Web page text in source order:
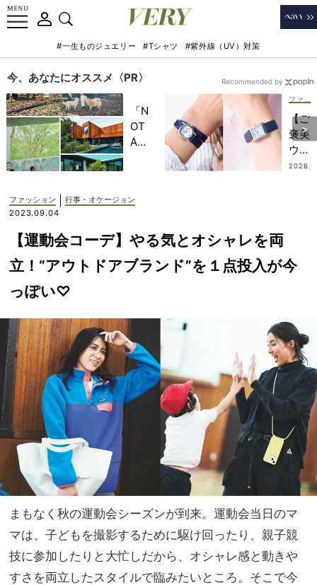
#一生ものジュエリー #Tシャツ #紫外線（UV）対策
今、あなたにオススメ〈PR〉
「N
OT
A
子ど
記憶
に一
生残
旅】
を
【ご
褒美
ウォ
ッ
派
に！
つけ
られ
る
「ネ
イビ
ー」
が狙
い目
2026
Recommended by
ファッション
行事・オケージョン
2023.09.04
【運動会コーデ】やる気とオシャレを両
立！“アウトドアブランド”を１点投入が今
っぽい♡
まもなく秋の運動会シーズンが到来。運動会当日のマ
マは、子どもを撮影するために駆け回ったり、親子競
技に参加したりと大忙しだから、オシャレ感と動きや
すさを両立したスタイルで臨みたいところ。そこで今